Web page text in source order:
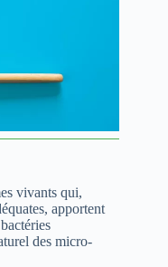
vivants qui,
apportent
des micro-